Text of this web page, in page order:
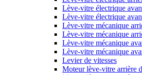
Lève-vitre électrique
Lève-vitre électrique
Lève-vitre mécanique
Lève-vitre mécanique
Lève-vitre mécanique
Lève-vitre mécanique
Levier de vitesses
Moteur lève-vitre arrière